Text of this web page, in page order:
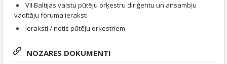
VII Baltijas valstu pūtēju orķestru diriģentu un ansambļu
vadītāju foruma ieraksti
Ieraksti / notis pūtēju orķestriem
NOZARES DOKUMENTI